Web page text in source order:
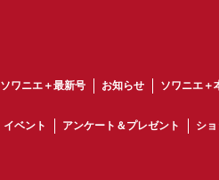
ソワニエ＋最新号 お知らせ ソワニエ＋
イベント アンケート＆プレゼント シ